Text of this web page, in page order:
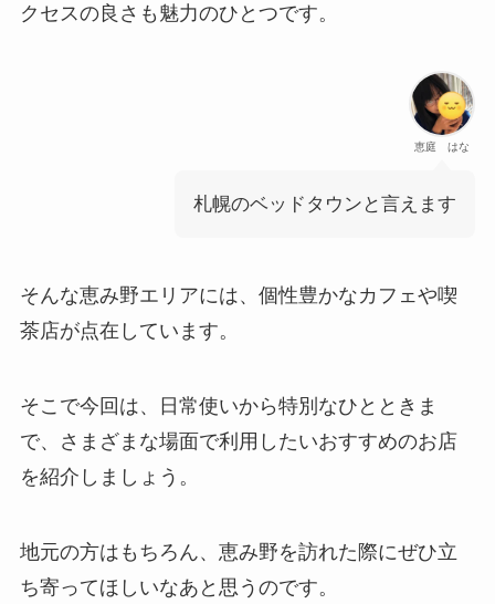
クセスの良さも魅力のひとつです。
恵庭 はな
札幌のベッドタウンと言えます
そんな恵み野エリアには、個性豊かなカフェや喫
茶店が点在しています。
そこで今回は、日常使いから特別なひとときま
で、さまざまな場面で利用したいおすすめのお店
を紹介しましょう。
地元の方はもちろん、恵み野を訪れた際にぜひ立
ち寄ってほしいなあと思うのです。